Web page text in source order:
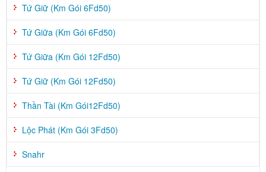
Tứ Giữ (Km Gói 6Fd50)
Tứ Giữa (Km Gói 6Fd50)
Tứ Giữa (Km Gói 12Fd50)
Tứ Giữ (Km Gói 12Fd50)
Thần Tài (Km Gói12Fd50)
Lộc Phát (Km Gói 3Fd50)
Snahr